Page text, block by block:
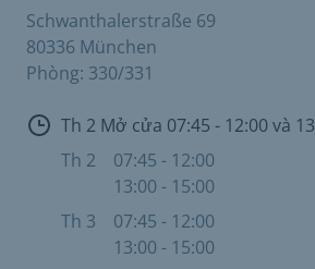
Schwanthalerstraße 69
80336 München
Phòng: 330/331
Mở cửa
Th 2 Mở cửa 07:45 - 12:00
Th 2
07:45 - 12:00
13:00 - 15:00
Th 3
07:45 - 12:00
13:00 - 15:00